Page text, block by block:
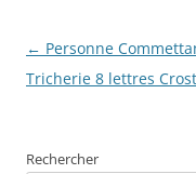
Navigation
des
← Personne
Tricherie 8 lettres
Rechercher